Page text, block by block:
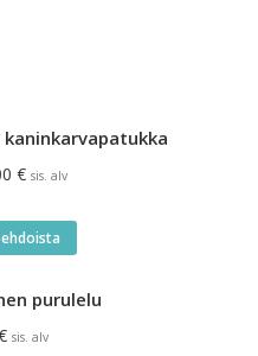
kaninkarvapatukka
€Hintaluokka:
-
sis. alv
on
purulelu
Hintaluokka:
sis. alv